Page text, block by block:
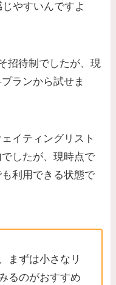
やすいんですよ
招待制でしたが、現
ランから試せま
イティングリスト
したが、現時点で
利用できる状態で
まずは小さなリ
るのがおすすめ